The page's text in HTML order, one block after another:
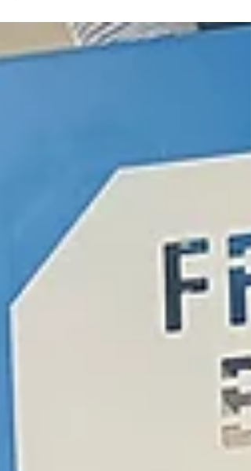
L'entreprise, qui propose des prix compétitifs à
ses clients étrangers, a expédié la machine à
de béton BlockKing-12MS ainsi que tout son